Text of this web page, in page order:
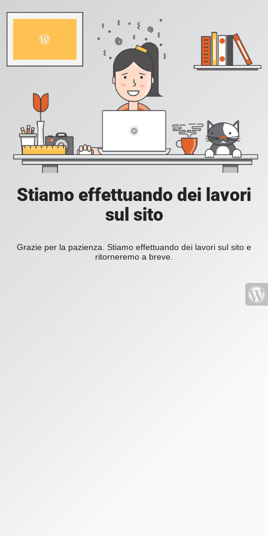
Stiamo effettuando dei lavori
sul sito
Grazie per la pazienza. Stiamo effettuando dei lavori sul sito e
ritorneremo a breve.